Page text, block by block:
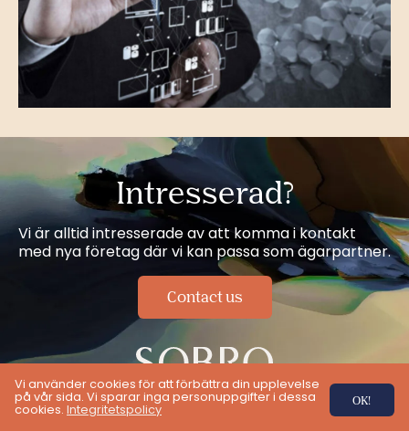
Intresserad?
Vi är alltid intresserade av att komma i kontakt
med nya företag där vi kan passa som ägarpartner.
Contact us
LinkedIn Företagen Om Sobro Integritetspolicy
Vi använder cookies för att förbättra din upplevelse
på vår sida. Vi sparar inga personuppgifter i dessa
cookies. Integritetspolicy
OK!